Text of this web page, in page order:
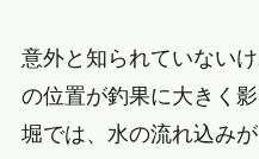
意外と知られていない
の位置が釣果に大きく
堀では、水の流れ込み